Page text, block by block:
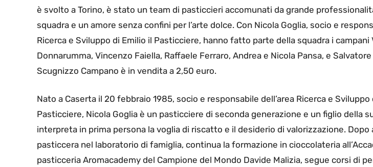
è svolto a Torino, è stato un team di pasticcieri accomunati da grande
squadra e un amore senza confini per l’arte dolce. Con Nicola Goglia, socio e
Ricerca e Sviluppo di Emilio il Pasticciere, hanno fatto parte della squadra i campani
Donnarumma, Vincenzo Faiella, Raffaele Ferraro, Andrea e Nicola Pansa, e Salvatore
Scugnizzo Campano è in vendita a 2,50 euro.
Nato a Caserta il 20 febbraio 1985, socio e responsabile dell’area Ricerca e Sviluppo
Pasticciere, Nicola Goglia è un pasticciere di seconda generazione e un figlio della
interpreta in prima persona la voglia di riscatto e il desiderio di valorizzazione. Dopo
pasticcera nel laboratorio di famiglia, continua la formazione in cioccolateria
pasticceria Aromacademy del Campione del Mondo Davide Malizia, segue corsi di